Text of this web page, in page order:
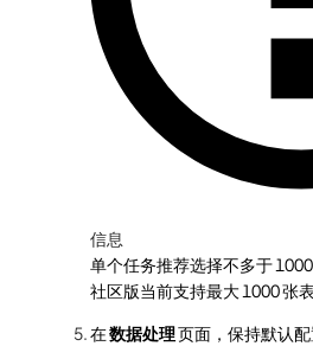
信息
单个任务推荐选择不多于 1000
社区版当前支持最大 1000 张
在数据处理页面，保持默认配